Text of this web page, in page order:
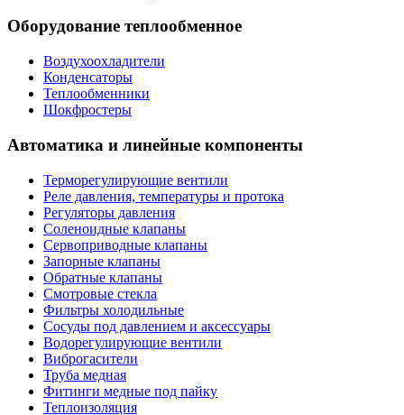
Оборудование теплообменное
Воздухоохладители
Конденсаторы
Теплообменники
Шокфростеры
Автоматика и линейные компоненты
Терморегулирующие вентили
Реле давления, температуры и протока
Регуляторы давления
Соленоидные клапаны
Сервоприводные клапаны
Запорные клапаны
Обратные клапаны
Смотровые стекла
Фильтры холодильные
Сосуды под давлением и аксессуары
Водорегулирующие вентили
Виброгасители
Труба медная
Фитинги медные под пайку
Теплоизоляция